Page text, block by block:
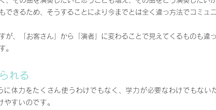
できるため、そうすることにより今までとは全く違っ方法でコミュ
が、「お客さん」から「演者」に変わることで見えてくるものも違
。
れる
に体力をたくさん使うわけでもなく、学力が必要なわけでもない
やすいのです。